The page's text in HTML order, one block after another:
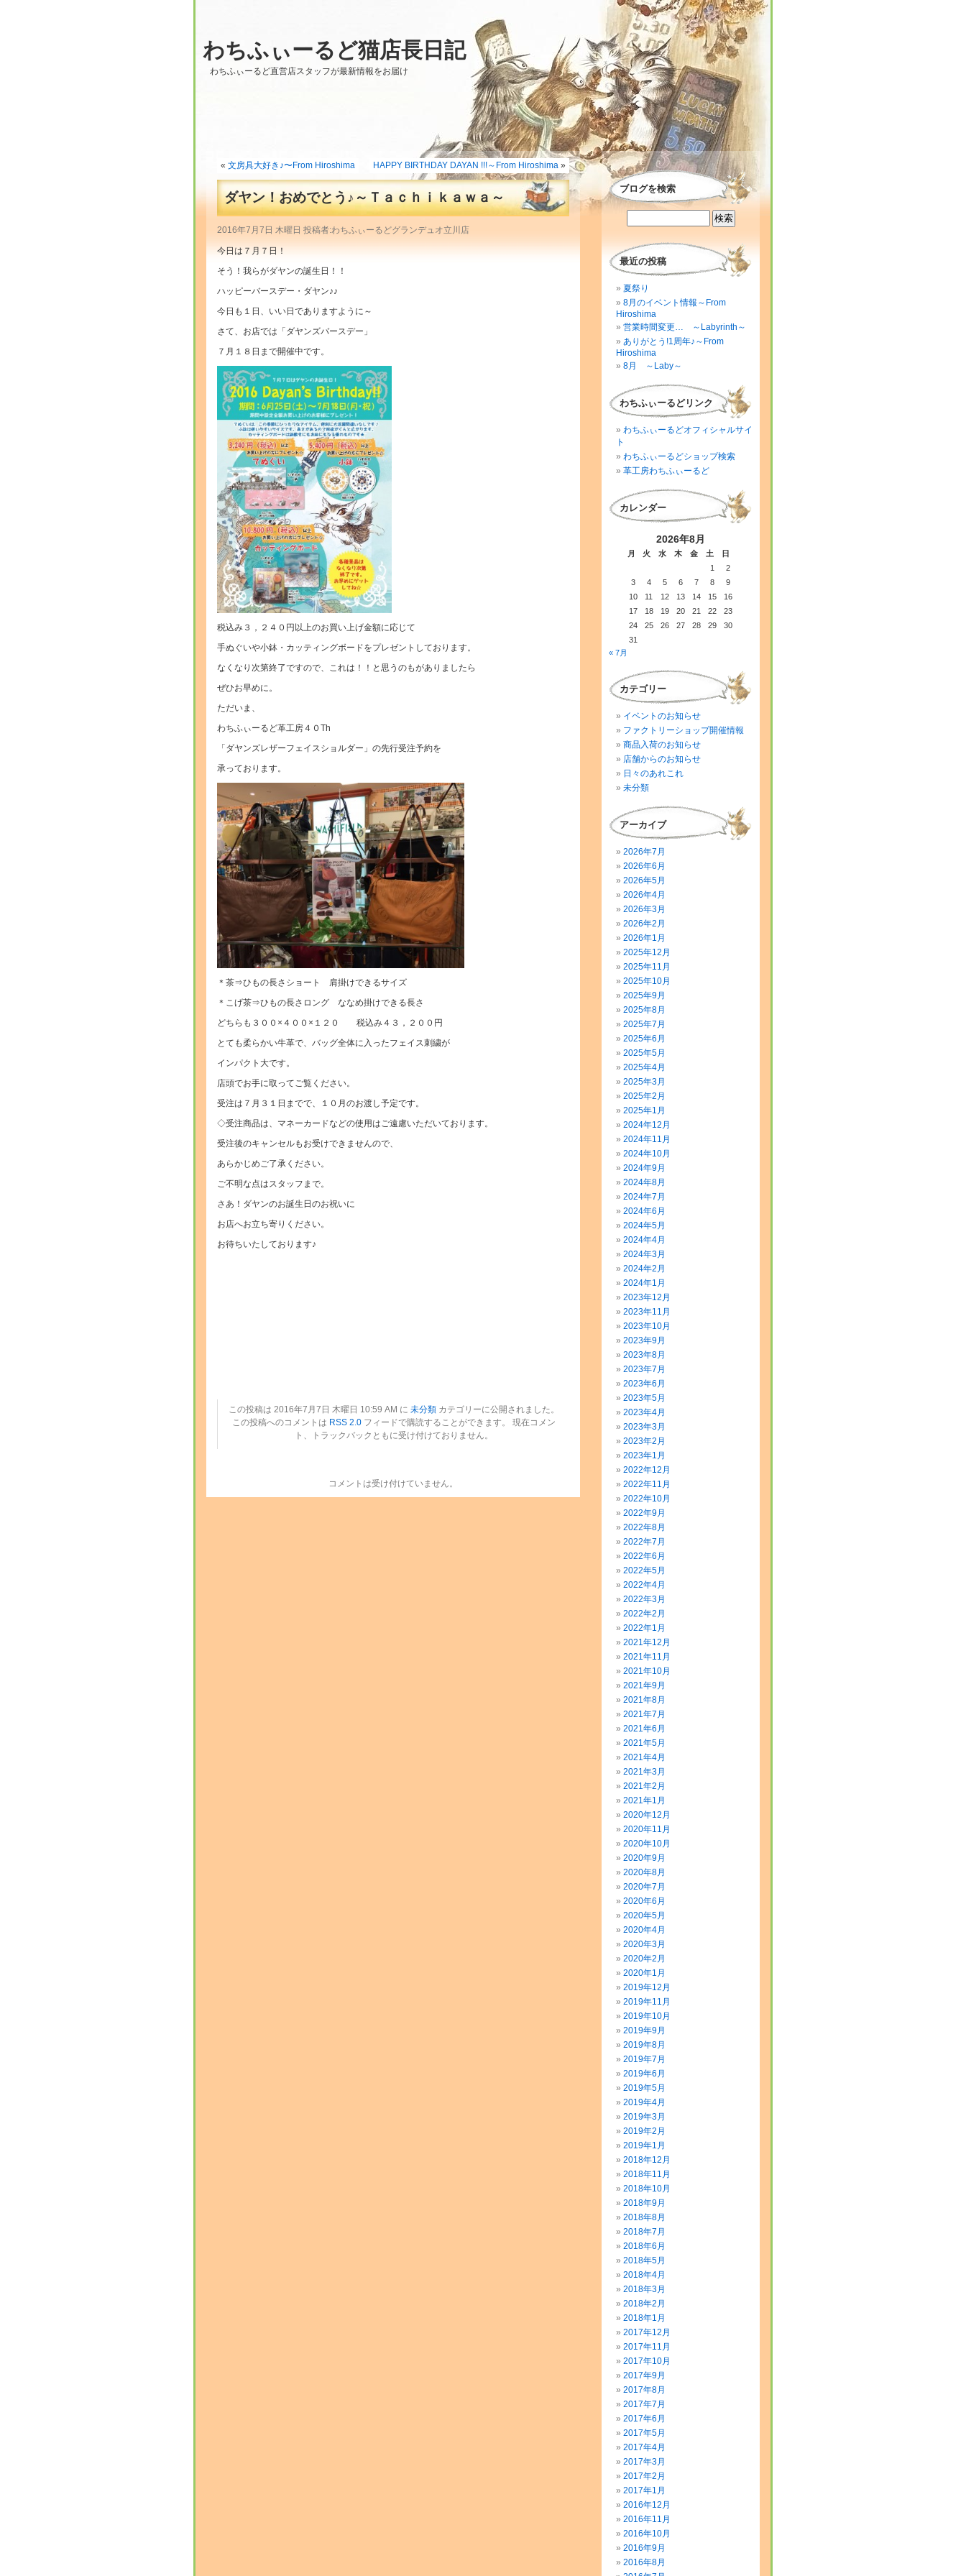
わちふぃーるど猫店長日記
わちふぃーるど直営店スタッフが最新情報をお届け
« 文房具大好き♪〜From Hiroshima HAPPY BIRTHDAY DAYAN !!!～From Hiroshima »
ダヤン！おめでとう♪～Ｔａｃｈｉｋａｗａ～
2016年7月7日 木曜日 投稿者:わちふぃーるどグランデュオ立川店
今日は７月７日！
そう！我らがダヤンの誕生日！！
ハッピーバースデー・ダヤン♪♪
今日も１日、いい日でありますように～
さて、お店では「ダヤンズバースデー」
７月１８日まで開催中です。
税込み３，２４０円以上のお買い上げ金額に応じて
手ぬぐいや小鉢・カッティングボードをプレゼントしております。
なくなり次第終了ですので、これは！！と思うのもがありましたら
ぜひお早めに。
ただいま、
わちふぃーるど革工房４０Th
「ダヤンズレザーフェイスショルダー」の先行受注予約を
承っております。
＊茶⇒ひもの長さショート 肩掛けできるサイズ
＊こげ茶⇒ひもの長さロング ななめ掛けできる長さ
どちらも３００×４００×１２０ 税込み４３，２００円
とても柔らかい牛革で、バッグ全体に入ったフェイス刺繍が
インパクト大です。
店頭でお手に取ってご覧ください。
受注は７月３１日までで、１０月のお渡し予定です。
◇受注商品は、マネーカードなどの使用はご遠慮いただいております。
受注後のキャンセルもお受けできませんので、
あらかじめご了承ください。
ご不明な点はスタッフまで。
さあ！ダヤンのお誕生日のお祝いに
お店へお立ち寄りください。
お待ちいたしております♪
この投稿は 2016年7月7日 木曜日 10:59 AM に 未分類カテゴリーに公開されました。
この投稿へのコメントは RSS 2.0フィードで購読することができます。 現在コメン
ト、トラックバックともに受け付けておりません。
コメントは受け付けていません。
ブログを検索
最近の投稿
夏祭り
8月のイベント情報～From
Hiroshima
営業時間変更… ～Labyrinth～
ありがとう!1周年♪～From
Hiroshima
8月 ～Laby～
わちふぃーるどリンク
わちふぃーるどオフィシャルサイ
ト
わちふぃーるどショップ検索
革工房わちふぃーるど
カレンダー
2026年8月
月 火 水 木 金 土
日
1
2
3
4 5 6 7 8
9
10
11 12 13 14 15
16
17
18 19 20 21 22
23
24
25 26 27 28 29
30
31
« 7月
カテゴリー
イベントのお知らせ
ファクトリーショップ開催情報
商品入荷のお知らせ
店舗からのお知らせ
日々のあれこれ
未分類
アーカイブ
2026年7月
2026年6月
2026年5月
2026年4月
2026年3月
2026年2月
2026年1月
2025年12月
2025年11月
2025年10月
2025年9月
2025年8月
2025年7月
2025年6月
2025年5月
2025年4月
2025年3月
2025年2月
2025年1月
2024年12月
2024年11月
2024年10月
2024年9月
2024年8月
2024年7月
2024年6月
2024年5月
2024年4月
2024年3月
2024年2月
2024年1月
2023年12月
2023年11月
2023年10月
2023年9月
2023年8月
2023年7月
2023年6月
2023年5月
2023年4月
2023年3月
2023年2月
2023年1月
2022年12月
2022年11月
2022年10月
2022年9月
2022年8月
2022年7月
2022年6月
2022年5月
2022年4月
2022年3月
2022年2月
2022年1月
2021年12月
2021年11月
2021年10月
2021年9月
2021年8月
2021年7月
2021年6月
2021年5月
2021年4月
2021年3月
2021年2月
2021年1月
2020年12月
2020年11月
2020年10月
2020年9月
2020年8月
2020年7月
2020年6月
2020年5月
2020年4月
2020年3月
2020年2月
2020年1月
2019年12月
2019年11月
2019年10月
2019年9月
2019年8月
2019年7月
2019年6月
2019年5月
2019年4月
2019年3月
2019年2月
2019年1月
2018年12月
2018年11月
2018年10月
2018年9月
2018年8月
2018年7月
2018年6月
2018年5月
2018年4月
2018年3月
2018年2月
2018年1月
2017年12月
2017年11月
2017年10月
2017年9月
2017年8月
2017年7月
2017年6月
2017年5月
2017年4月
2017年3月
2017年2月
2017年1月
2016年12月
2016年11月
2016年10月
2016年9月
2016年8月